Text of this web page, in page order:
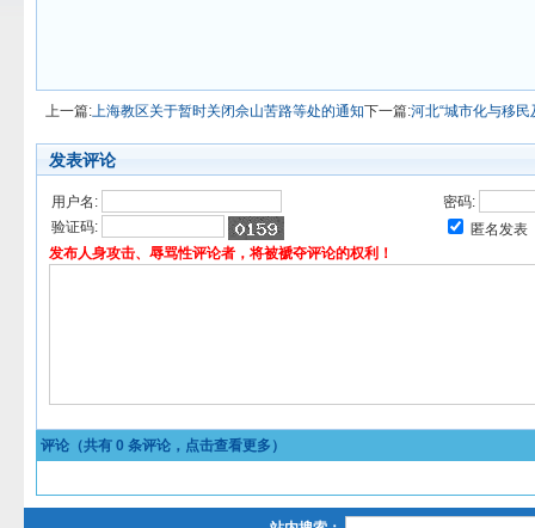
上一篇:上海教区关于暂时关闭佘山苦路等处的通知下一篇:河北“城市化与移
发表评论
用户名:
密码:
验证码:
匿名发表
发布人身攻击、辱骂性评论者，将被褫夺评论的权利！
评论（共有 0 条评论，点击查看更多）